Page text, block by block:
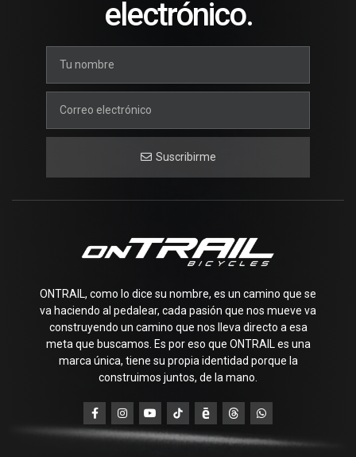
electrónico.
Suscribirme
ONTRAIL, como lo dice su nombre, es un camino que se
va haciendo al pedalear, cada pasión que nos mueve va
construyendo un camino que nos lleva directo a esa
meta que buscamos. Es por eso que ONTRAIL es una
marca única, tiene su propia identidad porque la
construimos juntos, de la mano.